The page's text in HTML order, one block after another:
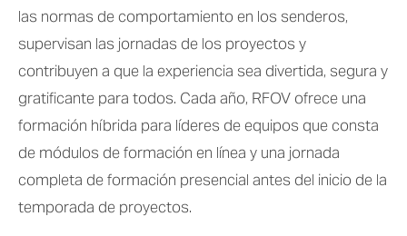
las normas de comportamiento en los senderos,
supervisan las jornadas de los proyectos y
contribuyen a que la experiencia sea divertida, segura y
gratificante para todos. Cada año, RFOV ofrece una
formación híbrida para líderes de equipos que consta
de módulos de formación en línea y una jornada
completa de formación presencial antes del inicio de la
temporada de proyectos.